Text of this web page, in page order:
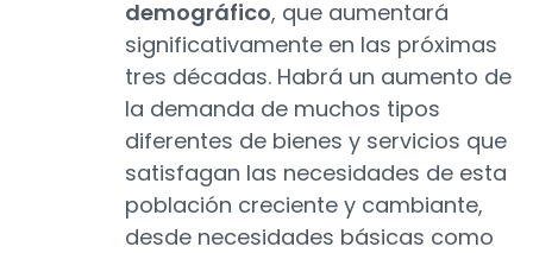
demográfico, que aumentará
significativamente en las próximas
tres décadas. Habrá un aumento de
la demanda de muchos tipos
diferentes de bienes y servicios que
satisfagan las necesidades de esta
población creciente y cambiante,
desde necesidades básicas como